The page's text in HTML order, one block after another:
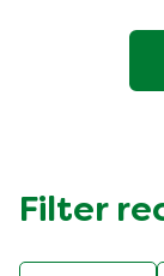
Filter